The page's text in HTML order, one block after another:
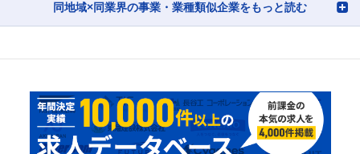
同地域×同業界の事業・業種類似企業をもっと読む